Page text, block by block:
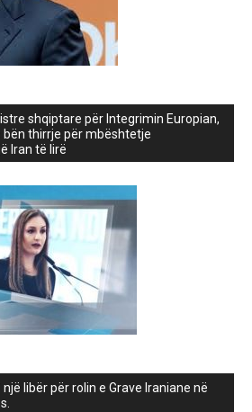
shqiptare për Integrimin Europian,
bën thirrje për mbështetje
Iran të lirë
një libër për rolin e Grave Iraniane në